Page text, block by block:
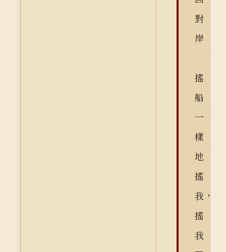
對
岸
搖
船
一
樣
地
搖
我，
搖
我